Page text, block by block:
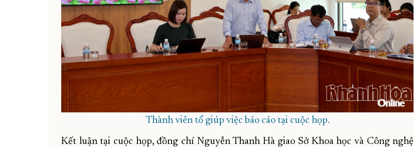
Thành viên tổ giúp việc báo cáo tại cuộc họp.
Kết luận tại cuộc họp, đồng chí Nguyễn Thanh Hà giao Sở Khoa học và Công nghệ